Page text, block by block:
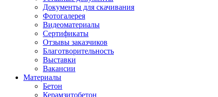
Документы для скачивания
Фотогалерея
Видеоматериалы
Сертификаты
Отзывы заказчиков
Благотворительность
Выставки
Вакансии
Материалы
Бетон
Керамзитобетон